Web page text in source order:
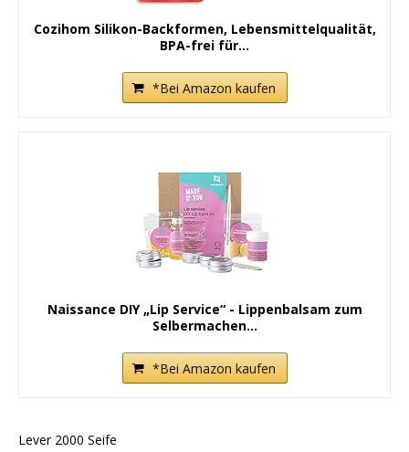
Cozihom Silikon-Backformen, Lebensmittelqualität,
BPA-frei für...
*Bei Amazon kaufen
Naissance DIY „Lip Service“ - Lippenbalsam zum
Selbermachen...
*Bei Amazon kaufen
Lever 2000 Seife